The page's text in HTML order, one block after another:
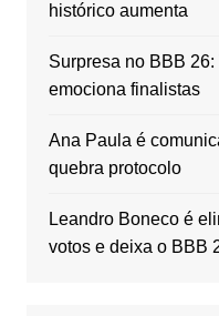
histórico aumenta
Surpresa no BBB
emociona finalistas
Ana Paula é
quebra protocolo
Leandro Boneco é
votos e deixa o BBB